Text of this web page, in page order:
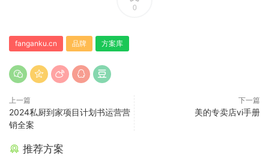
0
fanganku.cn 品牌 方案库
上一篇
2024私厨到家项目计划书运营营
销全案
下一篇
美的专卖店vi手册
推荐方案